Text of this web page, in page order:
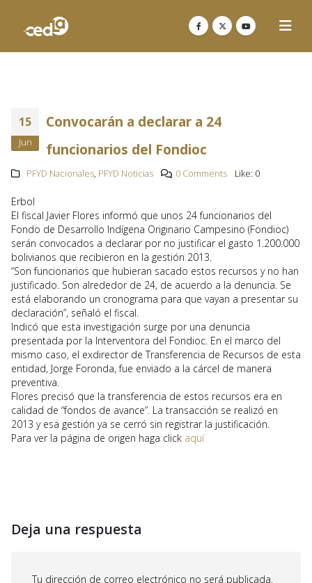
15
Jun
Convocarán a declarar a 24
funcionarios del Fondioc
PFYD Nacionales, PFYD Noticias 0 Comments Like: 0
Erbol
El fiscal Javier Flores informó que unos 24 funcionarios del
Fondo de Desarrollo Indígena Originario Campesino (Fondioc)
serán convocados a declarar por no justificar el gasto 1.200.000
bolivianos que recibieron en la gestión 2013.
“Son funcionarios que hubieran sacado estos recursos y no han
justificado. Son alrededor de 24, de acuerdo a la denuncia. Se
está elaborando un cronograma para que vayan a presentar su
declaración”, señaló el fiscal.
Indicó que esta investigación surge por una denuncia
presentada por la Interventora del Fondioc. En el marco del
mismo caso, el exdirector de Transferencia de Recursos de esta
entidad, Jorge Foronda, fue enviado a la cárcel de manera
preventiva.
Flores precisó que la transferencia de estos recursos era en
calidad de “fondos de avance”. La transacción se realizó en
2013 y esa gestión ya se cerró sin registrar la justificación.
Para ver la página de origen haga click aquí
Deja una respuesta
Tu dirección de correo electrónico no será publicada.